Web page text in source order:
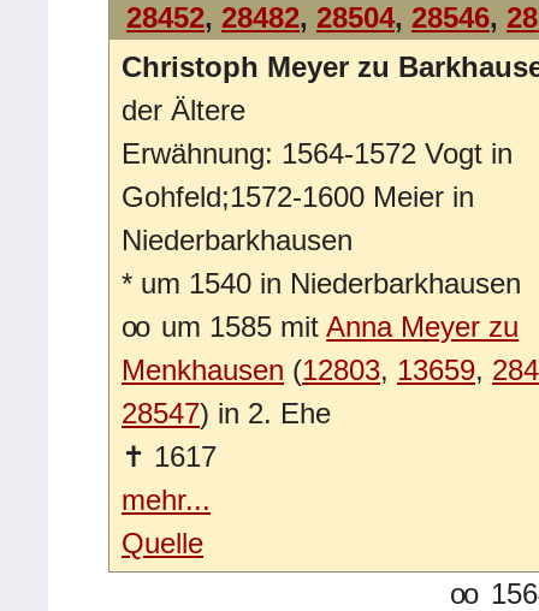
28452, 28482, 28504, 28546,
Christoph Meyer zu
der Ältere
Erwähnung: 1564-1572 Vogt in
Gohfeld;1572-1600 Meier in
Niederbarkhausen
* um 1540 in Niederbarkhausen
oo um 1585 mitAnna Meyer zu
Menkhausen (12803, 13659,
28547) in 2. Ehe
✝ 1617
mehr...
Quelle
oo